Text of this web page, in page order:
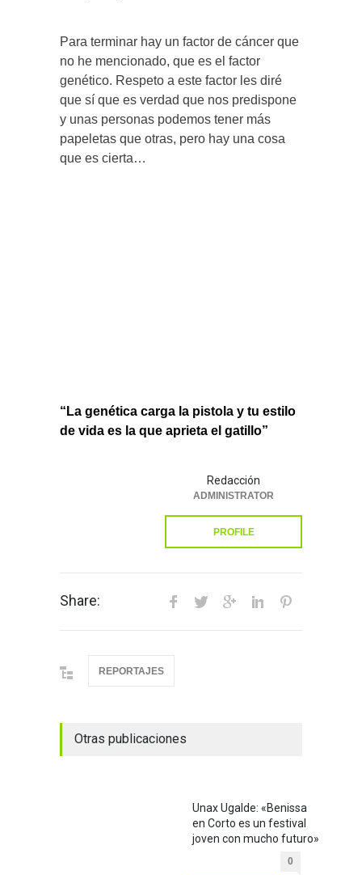
Para terminar hay un factor de cáncer que
no he mencionado, que es el factor
genético. Respeto a este factor les diré
que sí que es verdad que nos predispone
y unas personas podemos tener más
papeletas que otras, pero hay una cosa
que es cierta…
“La genética carga la pistola y tu estilo
de vida es la que aprieta el gatillo”
Redacción
ADMINISTRATOR
PROFILE
Share:
REPORTAJES
Otras publicaciones
Unax Ugalde: «Benissa
en Corto es un festival
joven con mucho futuro»
0